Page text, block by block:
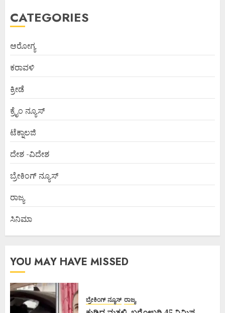
CATEGORIES
ಆರೋಗ್ಯ
ಕರಾವಳಿ
ಕ್ರೀಡೆ
ಕ್ರೈಂ ನ್ಯೂಸ್
ಟೆಕ್ನಾಲಜಿ
ದೇಶ -ವಿದೇಶ
ಬ್ರೇಕಿಂಗ್ ನ್ಯೂಸ್
ರಾಜ್ಯ
ಸಿನಿಮಾ
YOU MAY HAVE MISSED
ಬ್ರೇಕಿಂಗ್ ನ್ಯೂಸ್ ರಾಜ್ಯ